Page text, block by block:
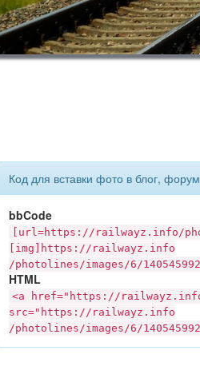
Код для вставки фото в блог,
bbCode
[url=https:// railwayz.info /
[img]https:// railwayz.info
/photolines/images/6/
HTML
<a href="https://
src="https:// railwayz.info
/photolines/images/6/